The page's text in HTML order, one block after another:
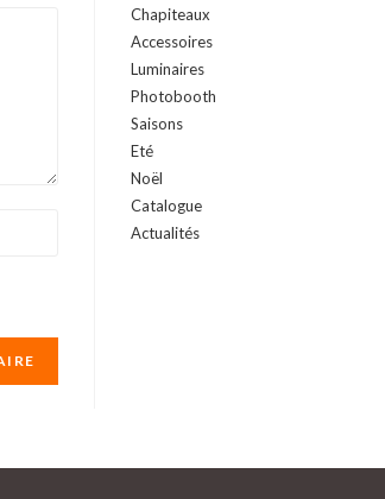
Chapiteaux
Accessoires
Luminaires
Photobooth
Saisons
Eté
Noël
Catalogue
Actualités